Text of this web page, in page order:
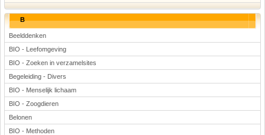
B
Beelddenken
BIO - Leefomgeving
BIO - Zoeken in verzamelsites
Begeleiding - Divers
BIO - Menselijk lichaam
BIO - Zoogdieren
Belonen
BIO - Methoden